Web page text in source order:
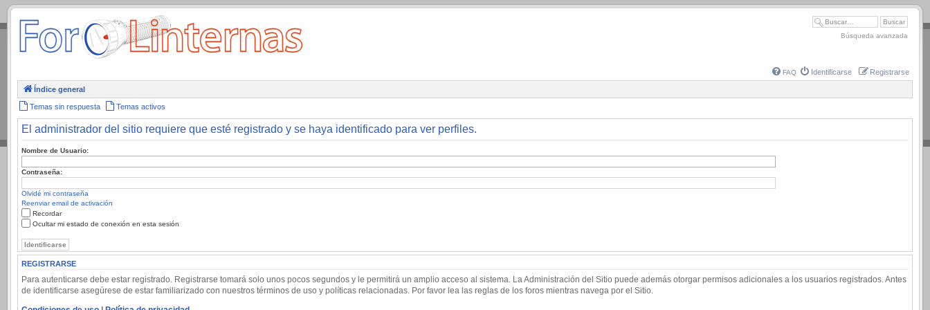
.
Búsqueda avanzada
FAQ Identificarse Registrarse
Índice general
Temas sin respuesta Temas activos
El administrador del sitio requiere que esté registrado y se haya identificado para ver perfiles.
Nombre de Usuario:
Contraseña:
Olvidé mi contraseña
Reenviar email de activación
Recordar
Ocultar mi estado de conexión en esta sesión
REGISTRARSE
Para autenticarse debe estar registrado. Registrarse tomará solo unos pocos segundos y le permitirá un amplio acceso al sistema. La Administración del Sitio puede además otorgar permisos adicionales a los usuarios registrados. Antes
de identificarse asegúrese de estar familiarizado con nuestros términos de uso y políticas relacionadas. Por favor lea las reglas de los foros mientras navega por el Sitio.